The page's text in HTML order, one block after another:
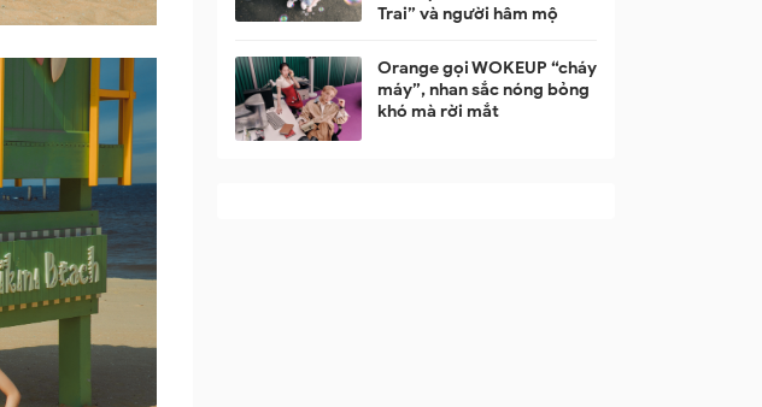
Trai” và người hâm mộ
Orange gọi WOKEUP “cháy
máy”, nhan sắc nóng bỏng
khó mà rời mắt